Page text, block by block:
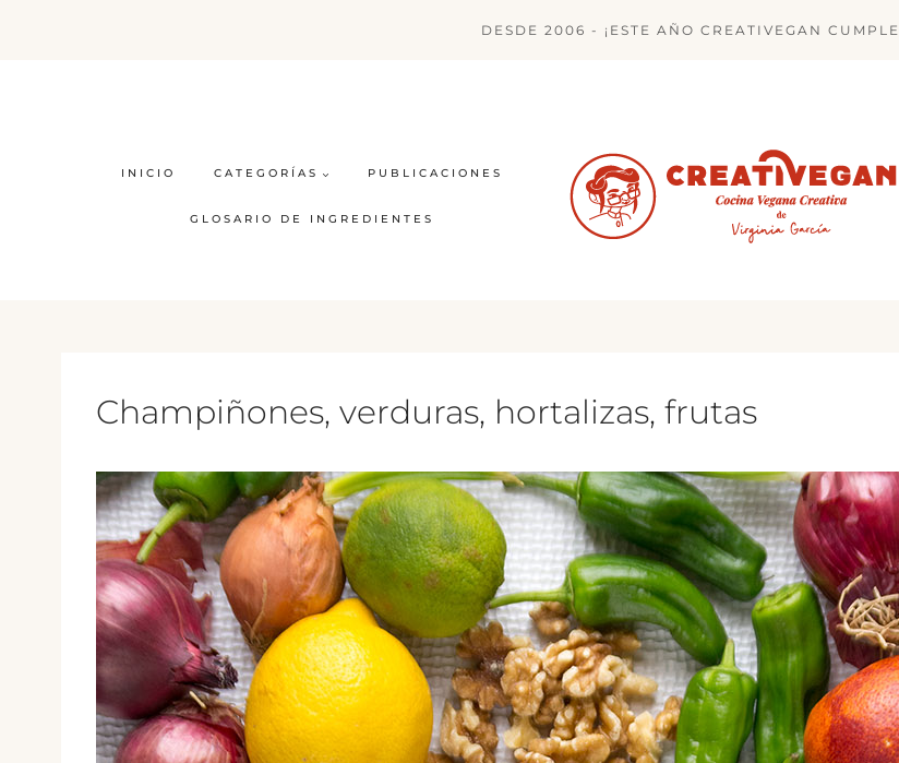
DESDE 2006 - ¡ESTE AÑO CREATIVEGAN CUMPLE
INICIO CATEGORÍAS PUBLICACIONES
GLOSARIO DE INGREDIENTES
Champiñones, verduras, hortalizas, frutas